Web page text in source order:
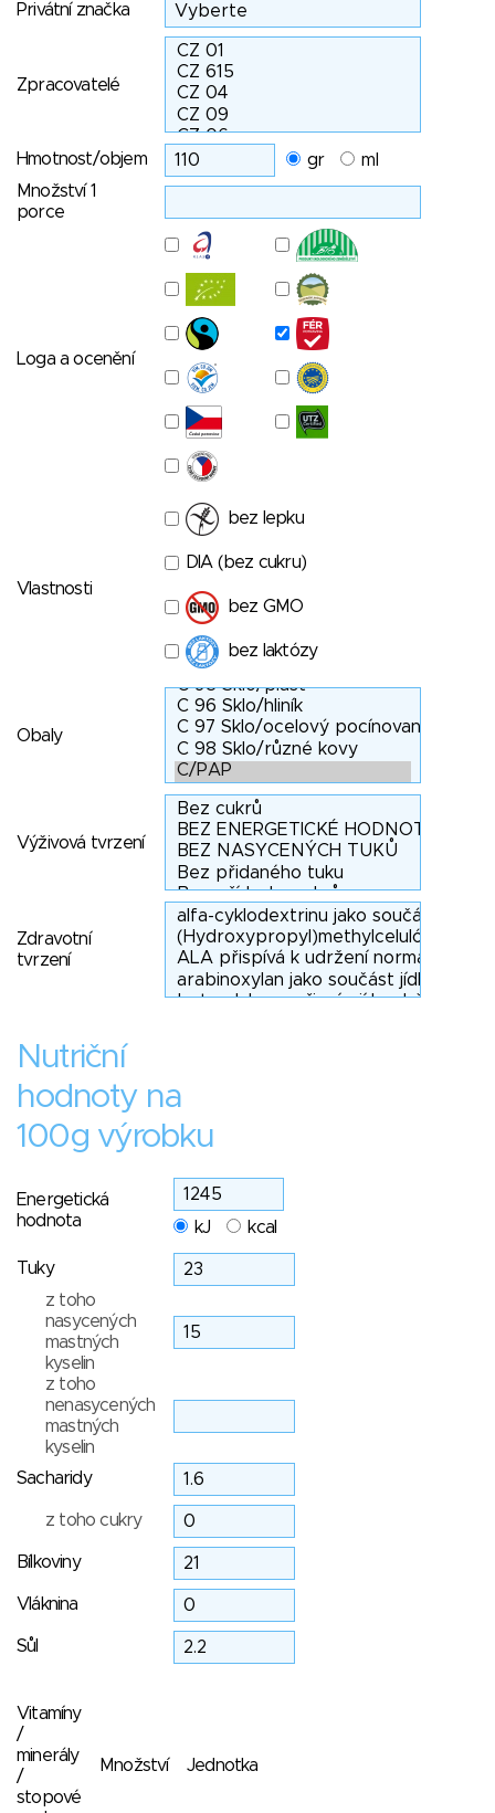
Privátní značka
Zpracovatelé
Hmotnost/objem gr
ml
Množství 1
porce
Loga a ocenění
Vlastnosti
bez lepku
DIA (bez cukru)
bez GMO
bez laktózy
Obaly
Výživová tvrzení
Zdravotní
tvrzení
Nutriční
hodnoty na
100g výrobku
Energetická
hodnota
kJ kcal
Tuky
z toho
nasycených
mastných
kyselin
z toho
nenasycených
mastných
kyselin
Sacharidy
z toho cukry
Bílkoviny
Vláknina
Sůl
Vitamíny
/
minerály
/
stopové
Množství Jednotka